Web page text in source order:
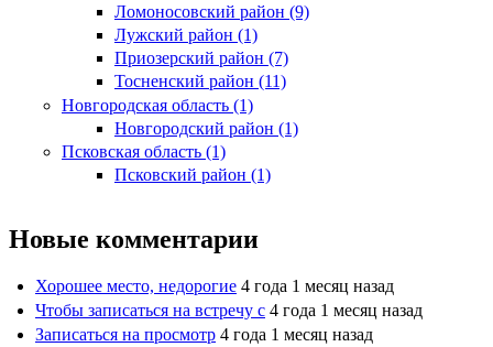
Ломоносовский район (9)
Лужский район (1)
Приозерский район (7)
Тосненский район (11)
Новгородская область (1)
Новгородский район (1)
Псковская область (1)
Псковский район (1)
Новые комментарии
Хорошее место, недорогие 4 года 1 месяц назад
Чтобы записаться на встречу с 4 года 1 месяц назад
Записаться на просмотр 4 года 1 месяц назад